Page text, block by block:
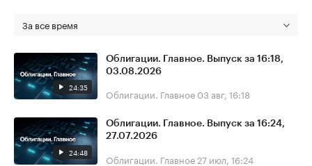
За все время
24:35
Облигации. Главное. Выпуск за 16:18,
03.08.2026
Облигации. Главное 03 авг, 16:18
24:48
Облигации. Главное. Выпуск за 16:24,
27.07.2026
Облигации. Главное 27 июл, 16:24